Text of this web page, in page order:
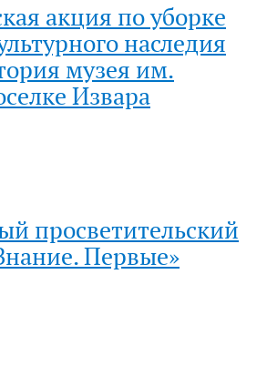
акция по уборке
наследия
музея им.
Извара
просветительский
Первые»